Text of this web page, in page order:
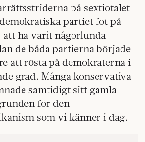
på sextiotalet
partiet fot på
ha varit någorlunda
de båda partierna började
att rösta på demokraterna i
grad. Många konservativa
samtidigt sitt gamla
för den
som vi känner i dag.